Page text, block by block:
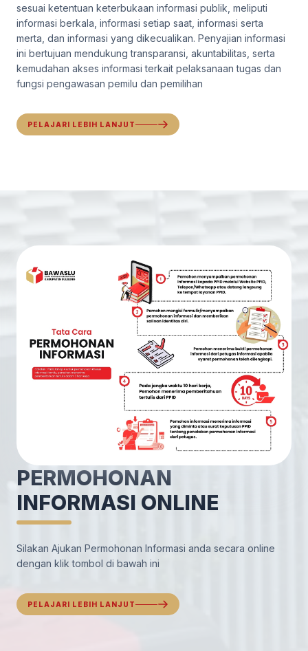
sesuai ketentuan keterbukaan informasi publik, meliputi
informasi berkala, informasi setiap saat, informasi serta
merta, dan informasi yang dikecualikan. Penyajian informasi
ini bertujuan mendukung transparansi, akuntabilitas, serta
kemudahan akses informasi terkait pelaksanaan tugas dan
fungsi pengawasan pemilu dan pemilihan
PELAJARI LEBIH LANJUT
PERMOHONAN
INFORMASI ONLINE
Silakan Ajukan Permohonan Informasi anda secara online
dengan klik tombol di bawah ini
PELAJARI LEBIH LANJUT